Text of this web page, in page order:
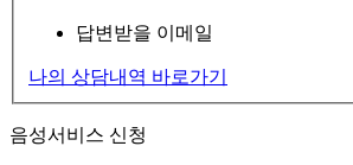
답변받을 이메일
나의 상담내역 바로가기
음성서비스 신청